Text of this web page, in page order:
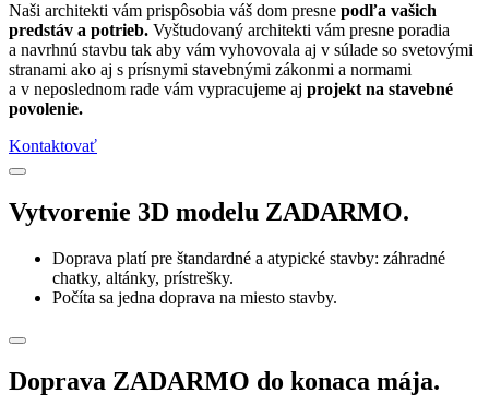
Naši architekti vám prispôsobia váš dom presne podľa vašich
predstáv a potrieb. Vyštudovaný architekti vám presne poradia
a navrhnú stavbu tak aby vám vyhovovala aj v súlade so svetovými
stranami ako aj s prísnymi stavebnými zákonmi a normami
a v neposlednom rade vám vypracujeme aj projekt na stavebné
povolenie.
Kontaktovať
Vytvorenie 3D modelu ZADARMO.
Doprava platí pre štandardné a atypické stavby: záhradné
chatky, altánky, prístrešky.
Počíta sa jedna doprava na miesto stavby.
Doprava ZADARMO do konaca mája.